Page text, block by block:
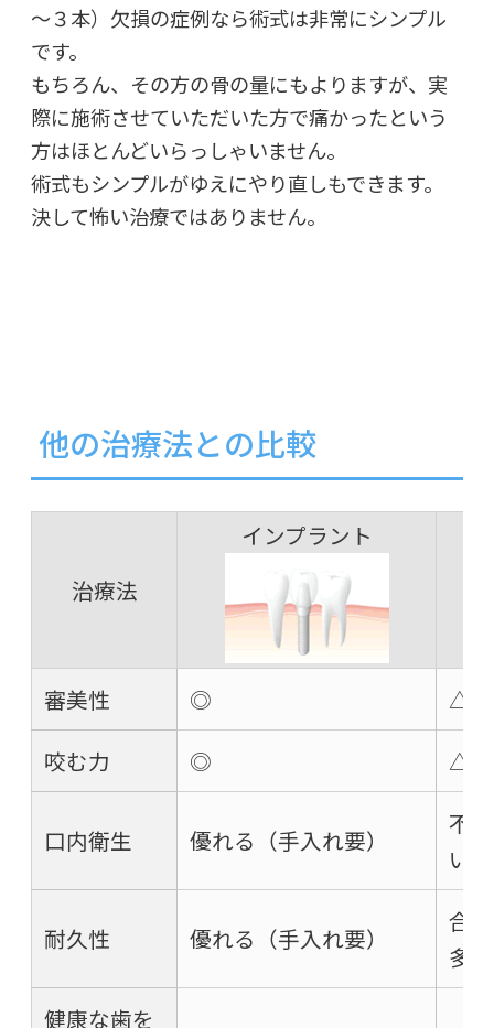
～３本）欠損の症例なら術式は非常にシンプル
です。
もちろん、その方の骨の量にもよりますが、実
際に施術させていただいた方で痛かったという
方はほとんどいらっしゃいません。
術式もシンプルがゆえにやり直しもできます。
決して怖い治療ではありません。
他の治療法との比較
治療法
インプラント
審美性 ◎
△
咬む力
◎ △
口内衛生 優れる（手入れ要）
不
い
耐久性 優れる（手入れ要）
合
多い
健康な歯を